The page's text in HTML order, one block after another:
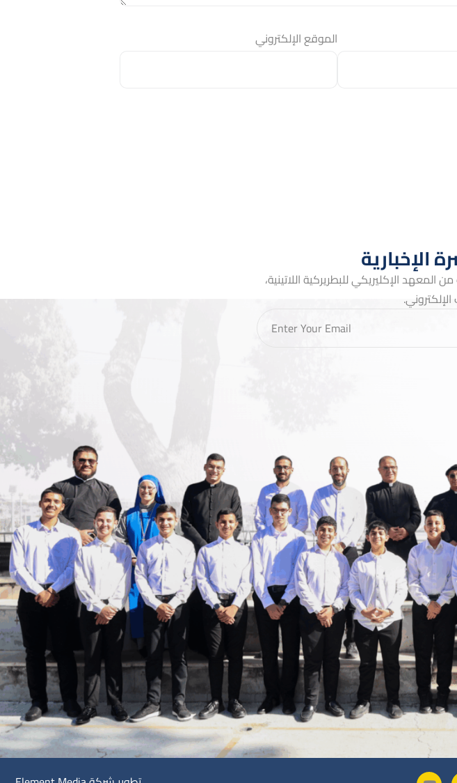
الموقع الإلكتروني
الإخبارية
المعهد الإكليريكي للبطريركية اللاتينية،